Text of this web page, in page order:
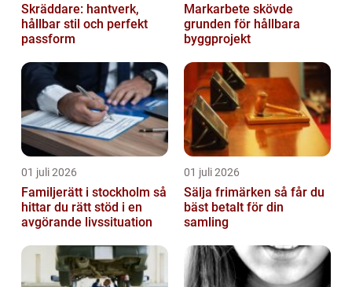
Skräddare: hantverk,
hållbar stil och perfekt
passform
Markarbete skövde
grunden för hållbara
byggprojekt
01 juli 2026
Familjerätt i stockholm så
hittar du rätt stöd i en
avgörande livssituation
01 juli 2026
Sälja frimärken så får du
bäst betalt för din
samling